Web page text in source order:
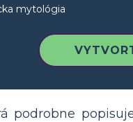
mytológia
podrobne